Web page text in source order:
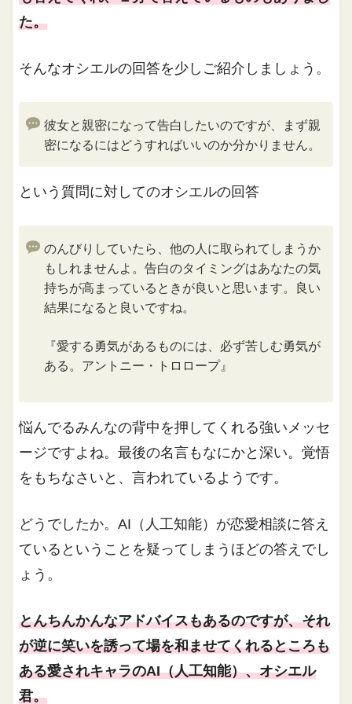
た。
そんなオシエルの回答を少しご紹介しましょう。
彼女と親密になって告白したいのですが、まず親
密になるにはどうすればいいのか分かりません。
という質問に対してのオシエルの回答
のんびりしていたら、他の人に取られてしまうか
もしれませんよ。告白のタイミングはあなたの気
持ちが高まっているときが良いと思います。良い
結果になると良いですね。
『愛する勇気があるものには、必ず苦しむ勇気が
ある。アントニー・トロロープ』
悩んでるみんなの背中を押してくれる強いメッセ
ージですよね。最後の名言もなにかと深い。覚悟
をもちなさいと、言われているようです。
どうでしたか。AI（人工知能）が恋愛相談に答え
ているということを疑ってしまうほどの答えでし
ょう。
とんちんかんなアドバイスもあるのですが、それ
が逆に笑いを誘って場を和ませてくれるところも
ある愛されキャラのAI（人工知能）、オシエル
君。